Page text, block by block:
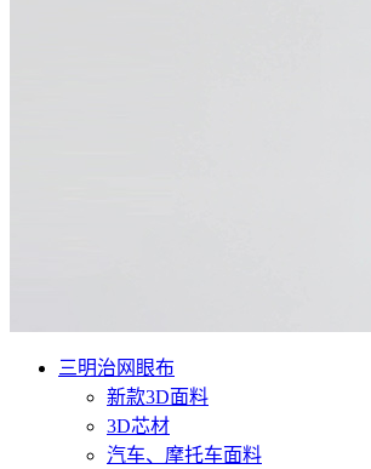
三明治网眼布
新款3D面料
3D芯材
汽车、摩托车面料